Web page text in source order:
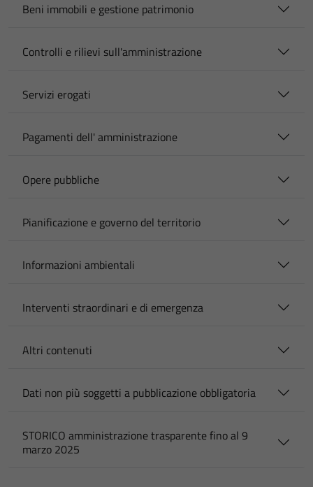
Beni immobili e gestione patrimonio
Controlli e rilievi sull'amministrazione
Servizi erogati
Pagamenti dell' amministrazione
Opere pubbliche
Pianificazione e governo del territorio
Informazioni ambientali
Interventi straordinari e di emergenza
Altri contenuti
Dati non più soggetti a pubblicazione obbligatoria
STORICO amministrazione trasparente fino al 9
marzo 2025